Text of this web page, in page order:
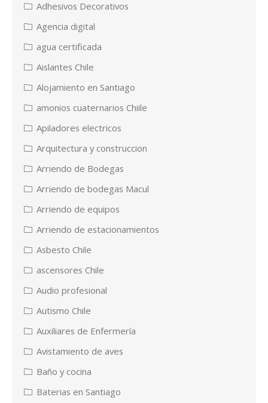
Adhesivos Decorativos
Agencia digital
agua certificada
Aislantes Chile
Alojamiento en Santiago
amonios cuaternarios Chiile
Apiladores electricos
Arquitectura y construccion
Arriendo de Bodegas
Arriendo de bodegas Macul
Arriendo de equipos
Arriendo de estacionamientos
Asbesto Chile
ascensores Chile
Audio profesional
Autismo Chile
Auxiliares de Enfermería
Avistamiento de aves
Baño y cocina
Baterias en Santiago